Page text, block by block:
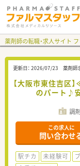
薬剤師の転職・求人サイト
更新日： 2026/07/23 薬剤師
【大阪市東住吉区
のパート♪
調
この求人に
問い合わせ
駅チカ 未経験可